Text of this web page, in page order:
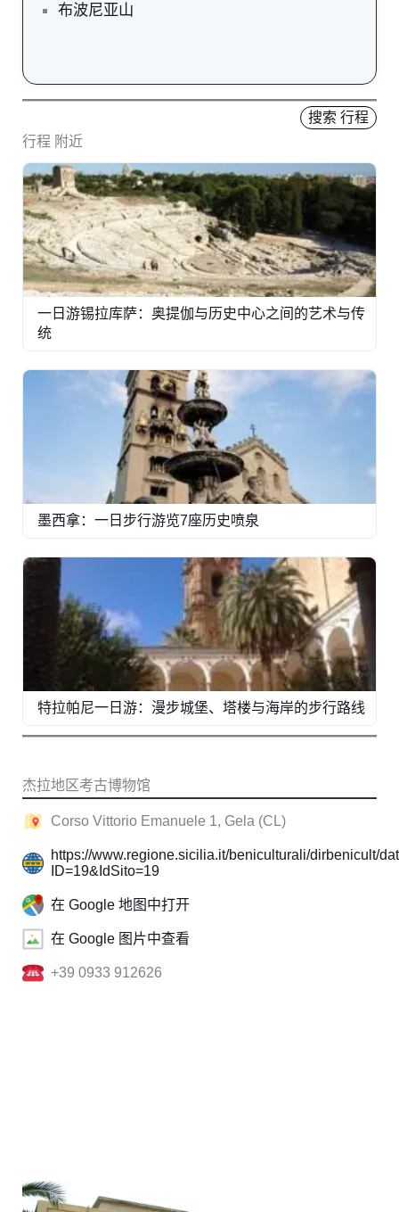
布波尼亚山
行程 附近
搜索 行程
一日游锡拉库萨：奥提伽与历史中心之间的艺术与传
统
墨西拿：一日步行游览7座历史喷泉
特拉帕尼一日游：漫步城堡、塔楼与海岸的步行路线
杰拉地区考古博物馆
Corso Vittorio Emanuele 1, Gela (CL)
https://www.regione.sicilia.it/beniculturali/dirbenicult/
ID=19&IdSito=19
在 Google 地图中打开
在 Google 图片中查看
+39 0933 912626